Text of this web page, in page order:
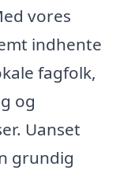
vores
indhente
fagfolk,
og
Uanset
grundig